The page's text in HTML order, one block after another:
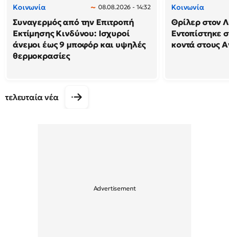
Κοινωνία 08.08.2026 - 14:32
Συναγερμός από την Επιτροπή
Εκτίμησης Κινδύνου: Ισχυροί
άνεμοι έως 9 μποφόρ και υψηλές
θερμοκρασίες
Κοινωνία
Θρίλερ στον
Εντοπίστηκε
κοντά στους
τελευταία νέα